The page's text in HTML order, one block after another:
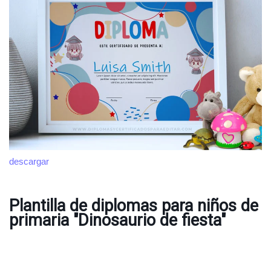
descargar
Plantilla de diplomas para niños de
primaria "Dinosaurio de fiesta"